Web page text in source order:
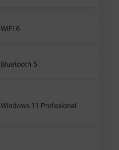
WiFi 6
Bluetooth 5
Windows 11 Profesional